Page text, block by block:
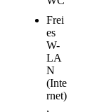
Frei
es
W-
LA
N
(Inte
rnet)
,